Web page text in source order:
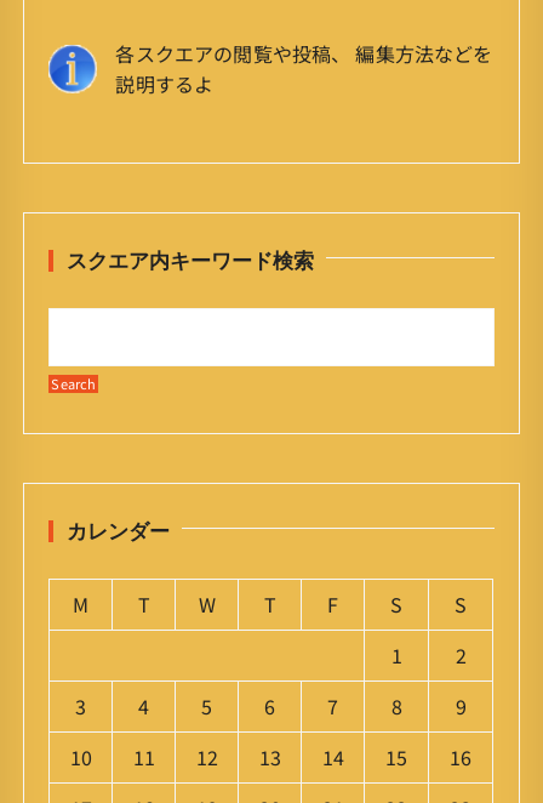
各スクエアの閲覧や投稿、 編集方法などを
説明するよ
スクエア内キーワード検索
カレンダー
M T W T F S
S
1
2
3
4 5 6 7 8
9
10
11 12 13 14 15
16